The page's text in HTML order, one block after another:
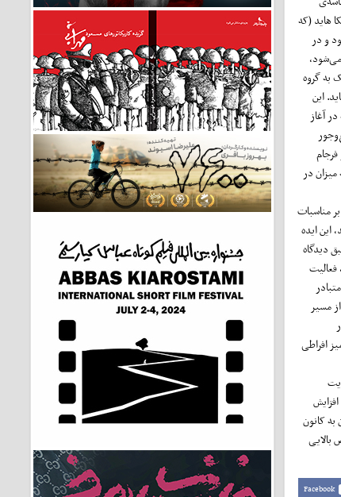
جسیکا هاید (که
و در
به گروه
این
آغاز
در
مناسبات
این ایده
دیدگاه
، فعالیت
مسیر
افراطی
کانون
بالایی
Facebook